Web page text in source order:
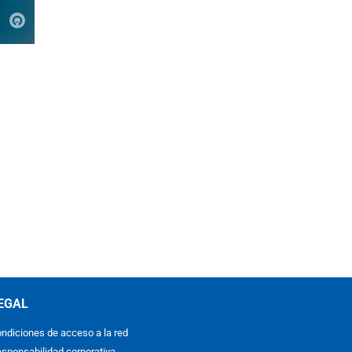
de acceso a la red